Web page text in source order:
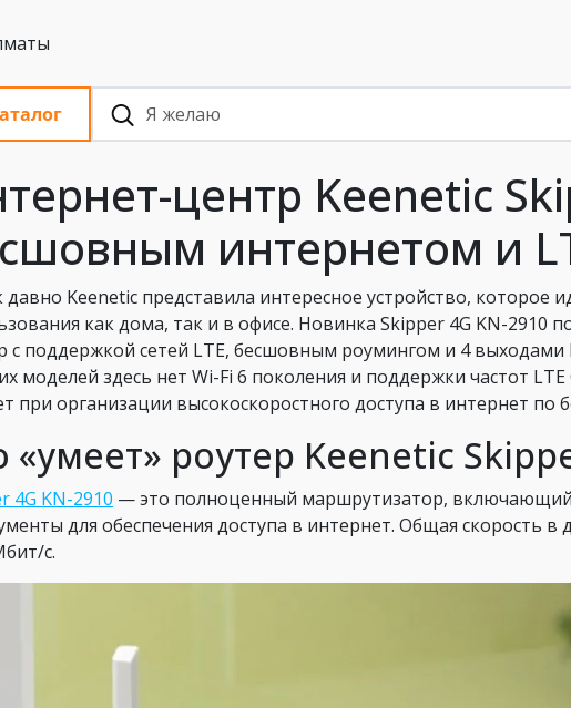
НДС, Алматы
центр Keenetic
интернетом и
давно Keenetic представила интересное устройство, которое
как дома, так и в офисе. Новинка Skipper 4G KN-2910
с поддержкой сетей LTE, бесшовным роумингом и 4 выходами
моделей здесь нет Wi-Fi 6 поколения и поддержки частот
при организации высокоскоростного доступа в интернет по
«умеет» роутер Keenetic
4G KN-2910 — это полноценный маршрутизатор,
для обеспечения доступа в интернет. Общая скорость в
с.